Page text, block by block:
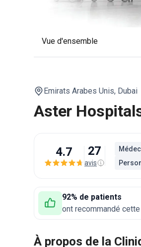
Vue d'ensemble
Emirats Arabes Unis, Dubai
Aster
4.7 27
avis
92% de patients
ont recommandé
À propos de la